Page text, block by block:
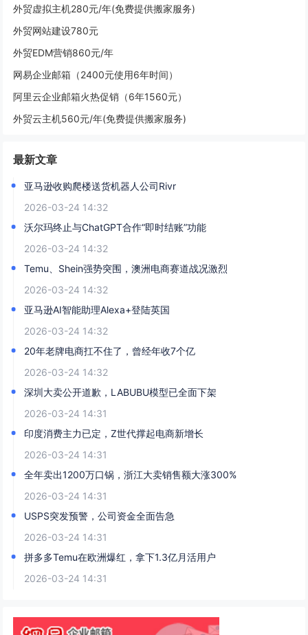
外贸虚拟主机280元/年(免费提供搬家服务)
外贸网站建设780元
外贸EDM营销860元/年
网易企业邮箱（2400元使用6年时间）
阿里云企业邮箱火热促销（6年1560元）
外贸云主机560元/年(免费提供搬家服务)
最新文章
亚马逊收购爬楼送货机器人公司Rivr
2026-03-24 14:32
沃尔玛终止与ChatGPT合作“即时结账”功能
2026-03-24 14:32
Temu、Shein强势突围，澳洲电商赛道战况激烈
2026-03-24 14:32
亚马逊AI智能助理Alexa+登陆英国
2026-03-24 14:32
20年老牌电商扛不住了，曾经年收7个亿
2026-03-24 14:32
深圳大卖公开道歉，LABUBU模型已全面下架
2026-03-24 14:31
印度消费主力已定，Z世代撑起电商新增长
2026-03-24 14:31
全年卖出1200万口锅，浙江大卖销售额大涨300%
2026-03-24 14:31
USPS突发预警，公司资金全面告急
2026-03-24 14:31
拼多多Temu在欧洲爆红，拿下1.3亿月活用户
2026-03-24 14:31